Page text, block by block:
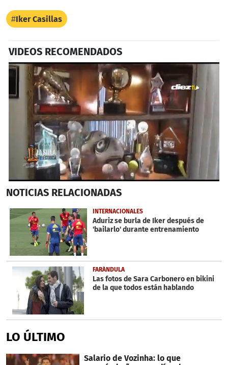
Iker Casillas
VIDEOS RECOMENDADOS
seconds
3
minutes,
seconds
NOTICIAS RELACIONADAS
INTERNACIONALES
Aduriz se burla de Iker después de
'bailarlo' durante entrenamiento
FARÁNDULA
Las fotos de Sara Carbonero en bikini
de la que todos están hablando
LO ÚLTIMO
Salario de Vozinha: lo que